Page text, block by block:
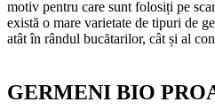
motiv pentru care sunt folosiți pe
există o mare varietate de tipuri de
atât în rândul bucătarilor, cât și al
GERMENI BIO